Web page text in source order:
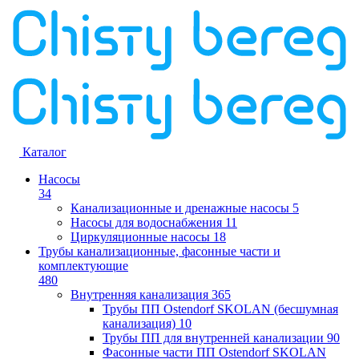
Каталог
Насосы
34
Канализационные и дренажные насосы 5
Насосы для водоснабжения 11
Циркуляционные насосы 18
Трубы канализационные, фасонные части и
комплектующие
480
Внутренняя канализация 365
Трубы ПП Ostendorf SKOLAN (бесшумная
канализация) 10
Трубы ПП для внутренней канализации 90
Фасонные части ПП Ostendorf SKOLAN